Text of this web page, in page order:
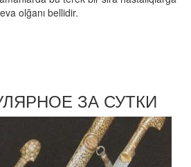
olğanı bellidir.
ЗА СУТКИ